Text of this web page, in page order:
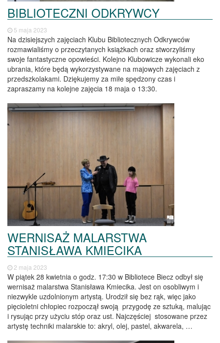
BIBLIOTECZNI ODKRYWCY
5 maja 2023
Na dzisiejszych zajęciach Klubu Bibliotecznych Odkrywców
rozmawialiśmy o przeczytanych książkach oraz stworzyliśmy
swoje fantastyczne opowieści. Kolejno Klubowicze wykonali eko
ubrania, które będą wykorzystywane na majowych zajęciach z
przedszkolakami. Dziękujemy za miłe spędzony czas i
zapraszamy na kolejne zajęcia 18 maja o 13:30.
WERNISAŻ MALARSTWA
STANISŁAWA KMIECIKA
2 maja 2023
W piątek 28 kwietnia o godz. 17:30 w Bibliotece Biecz odbył się
wernisaż malarstwa Stanisława Kmiecika. Jest on osobliwym i
niezwykle uzdolnionym artystą. Urodził się bez rąk, więc jako
pięcioletni chłopiec rozpoczął swoją przygodę ze sztuką, malując
i rysując przy użyciu stóp oraz ust. Najczęściej stosowane przez
artystę techniki malarskie to: akryl, olej, pastel, akwarela, …